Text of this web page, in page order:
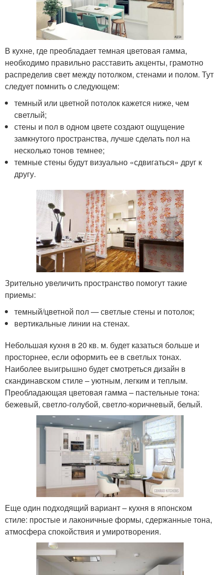
В кухне, где преобладает темная цветовая гамма,
необходимо правильно расставить акценты, грамотно
распределив свет между потолком, стенами и полом. Тут
следует помнить о следующем:
темный или цветной потолок кажется ниже, чем
светлый;
стены и пол в одном цвете создают ощущение
замкнутого пространства, лучше сделать пол на
несколько тонов темнее;
темные стены будут визуально «сдвигаться» друг к
другу.
Зрительно увеличить пространство помогут такие
приемы:
темный/цветной пол — светлые стены и потолок;
вертикальные линии на стенах.
Небольшая кухня в 20 кв. м. будет казаться больше и
просторнее, если оформить ее в светлых тонах.
Наиболее выигрышно будет смотреться дизайн в
скандинавском стиле – уютным, легким и теплым.
Преобладающая цветовая гамма – пастельные тона:
бежевый, светло-голубой, светло-коричневый, белый.
Еще один подходящий вариант – кухня в японском
стиле: простые и лаконичные формы, сдержанные тона,
атмосфера спокойствия и умиротворения.